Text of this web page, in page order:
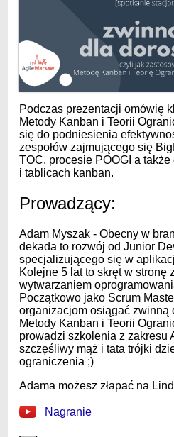
Podczas prezentacji omówię
Metody Kanban i Teorii
się do podniesienia
zespołów zajmującego się
TOC, procesie POOGI a
i tablicach kanban.
Prowadzący:
Adam Myszak - Obecny w
dekada to rozwój od Junior
specjalizującego się w
Kolejne 5 lat to skręt w stronę
wytwarzaniem
Początkowo jako Scrum
organizacjom osiągać zwinną
Metody Kanban i Teorii
prowadzi szkolenia z zakresu
szczęśliwy mąż i tata trójki
ograniczenia ;)
Adama możesz złapać na
Nagranie